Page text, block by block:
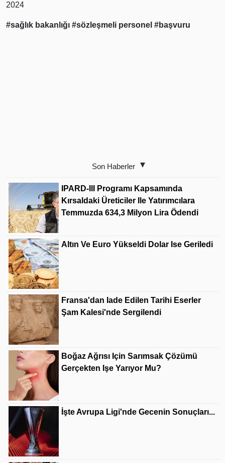
2024
#sağlık bakanlığı #sözleşmeli personel #başvuru
Son Haberler
IPARD-III Programı Kapsamında
Kırsaldaki Üreticiler Ile Yatırımcılara
Temmuzda 634,3 Milyon Lira Ödendi
Altın Ve Euro Yükseldi Dolar Ise Geriledi
Fransa'dan Iade Edilen Tarihi Eserler
Şam Kalesi'nde Sergilendi
Boğaz Ağrısı Için Sarımsak Çözümü
Gerçekten Işe Yarıyor Mu?
İşte Avrupa Ligi'nde Gecenin Sonuçları...